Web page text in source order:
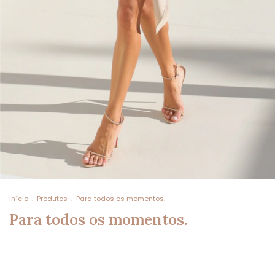
Início . Produtos . Para todos os momentos.
Para todos os momentos.